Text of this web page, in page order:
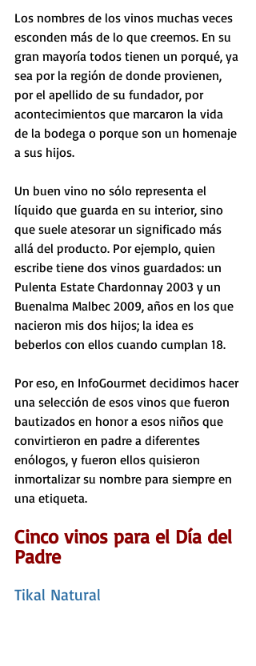
Los nombres de los vinos muchas veces
esconden más de lo que creemos. En su
gran mayoría todos tienen un porqué, ya
sea por la región de donde provienen,
por el apellido de su fundador, por
acontecimientos que marcaron la vida
de la bodega o porque son un homenaje
a sus hijos.
Un buen vino no sólo representa el
líquido que guarda en su interior, sino
que suele atesorar un significado más
allá del producto. Por ejemplo, quien
escribe tiene dos vinos guardados: un
Pulenta Estate Chardonnay 2003 y un
Buenalma Malbec 2009, años en los que
nacieron mis dos hijos; la idea es
beberlos con ellos cuando cumplan 18.
Por eso, en InfoGourmet decidimos hacer
una selección de esos vinos que fueron
bautizados en honor a esos niños que
convirtieron en padre a diferentes
enólogos, y fueron ellos quisieron
inmortalizar su nombre para siempre en
una etiqueta.
Cinco vinos para el Día del
Padre
Tikal Natural